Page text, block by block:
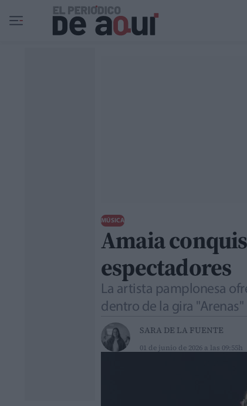
Ir al contenido principal
MÚSICA
Amaia
espectadores
La artista pamplonesa
dentro de la gira "Arenas"
SARA DE LA FUENTE
01 de junio de 2026 a las 09:55h